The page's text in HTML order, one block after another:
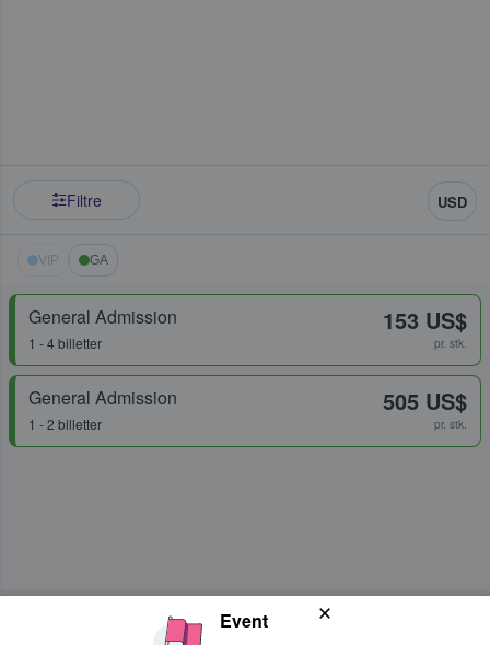
Filtre USD
VIP GA
General Admission
1 - 4 billetter
153 US$
pr. stk.
General Admission
1 - 2 billetter
505 US$
pr. stk.
Event